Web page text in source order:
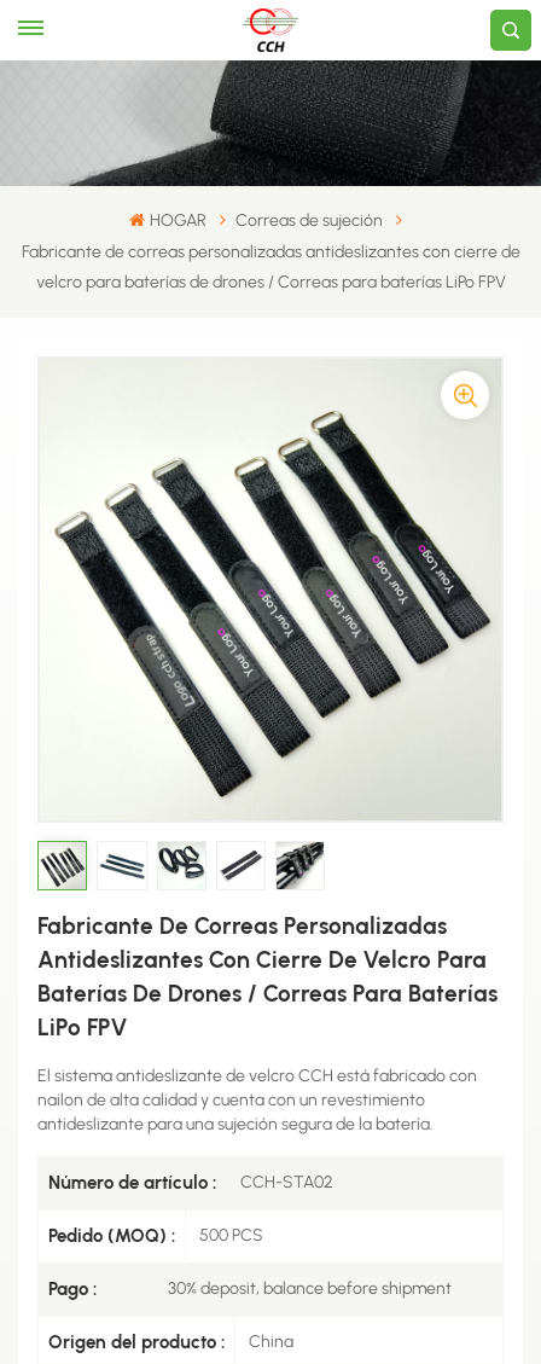
HOGAR
Correas de sujeción
Fabricante de correas personalizadas antideslizantes con cierre de
velcro para baterías de drones / Correas para baterías LiPo FPV
Fabricante De Correas Personalizadas
Antideslizantes Con Cierre De Velcro Para
Baterías De Drones / Correas Para Baterías
LiPo FPV
El sistema antideslizante de velcro CCH está fabricado con
nailon de alta calidad y cuenta con un revestimiento
antideslizante para una sujeción segura de la batería.
Número de artículo : CCH-STA02
Pedido (MOQ) : 500 PCS
Pago : 30% deposit, balance before shipment
Origen del producto : China